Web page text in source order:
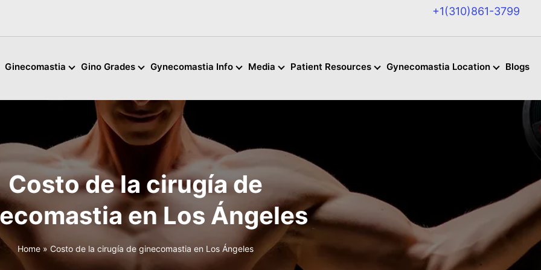
+1(310)861-3799
Ginecomastia Gino Grades Gynecomastia Info Media Patient Resources Gynecomastia Location
Blogs
Costo de la cirugía de
en Los Ángeles
Home»Costo de la cirugía de ginecomastia en Los Ángeles